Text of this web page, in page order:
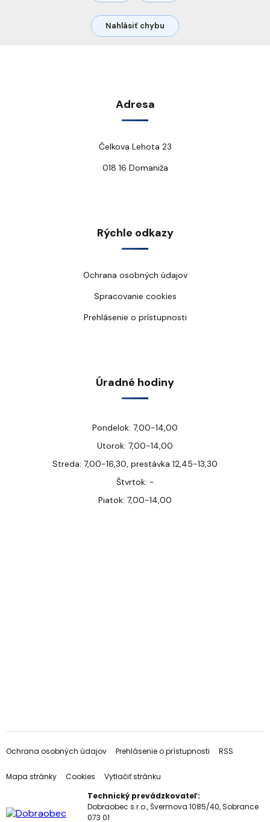
Nahlásiť chybu
Adresa
Čelkova Lehota 23
018 16 Domaniža
Rýchle odkazy
Ochrana osobných údajov
Spracovanie cookies
Prehlásenie o prístupnosti
Úradné hodiny
Pondelok: 7,00-14,00
Utorok: 7,00-14,00
Streda: 7,00-16,30, prestávka 12,45-13,30
Štvrtok: -
Piatok: 7,00-14,00
Ochrana osobných údajov Prehlásenie o prístupnosti RSS
Mapa stránky Cookies
Vytlačiť stránku
Technický prevádzkovateľ:
Dobraobec s.r.o., Švermova 1085/40, Sobrance
073 01